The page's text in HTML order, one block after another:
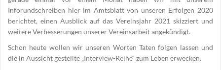
Inforundschreiben hier im Amtsblatt von unseren Erfolgen 2020
berichtet, einen Ausblick auf das Vereinsjahr 2021 skizziert und
weitere Verbesserungen unserer Vereinsarbeit angekündigt.
Schon heute wollen wir unseren Worten Taten folgen lassen und
die in Aussicht gestellte „Interview-Reihe“ zum Leben erwecken.